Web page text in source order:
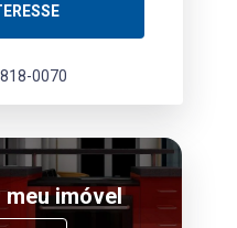
0070
meu imóvel